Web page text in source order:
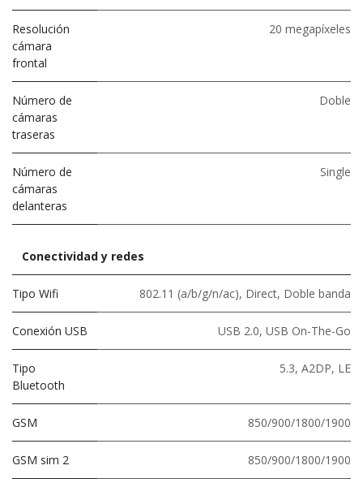
Resolución
cámara
frontal
20 megapíxeles
Número de
cámaras
traseras
Doble
Número de
cámaras
delanteras
Single
Conectividad y redes
Tipo Wifi 802.11 (a/b/g/n/ac), Direct, Doble banda
Conexión USB USB 2.0, USB On-The-Go
Tipo
Bluetooth
5.3, A2DP, LE
GSM 850/900/1800/1900
GSM sim 2 850/900/1800/1900